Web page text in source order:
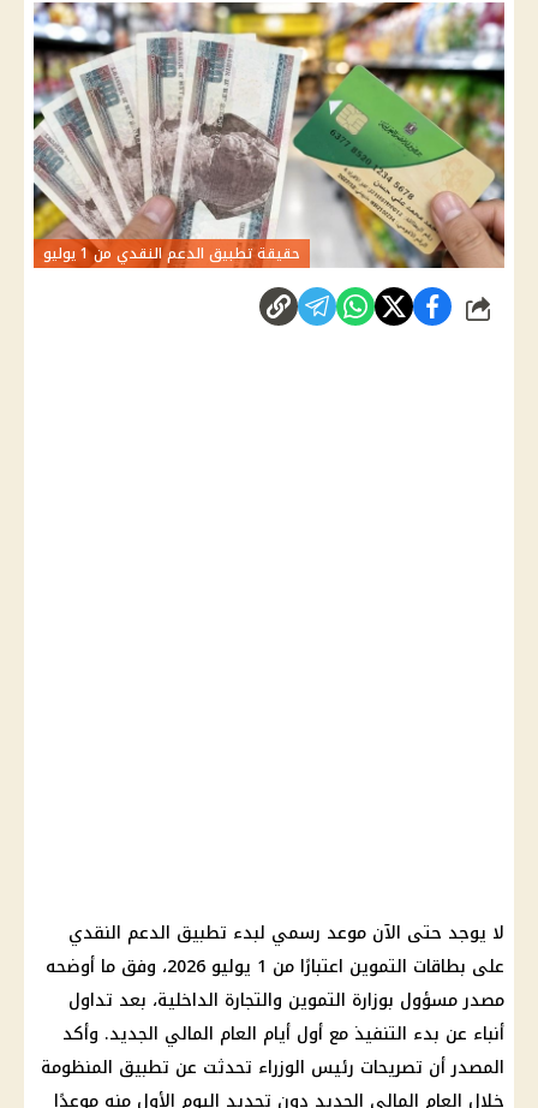
حقيقة تطبيق الدعم النقدي من 1 يوليو
شارك
لا يوجد حتى الآن موعد رسمي لبدء تطبيق الدعم النقدي
على بطاقات التموين اعتبارًا من 1 يوليو 2026، وفق ما أوضحه
مصدر مسؤول بوزارة التموين والتجارة الداخلية، بعد تداول
أنباء عن بدء التنفيذ مع أول أيام العام المالي الجديد. وأكد
المصدر أن تصريحات رئيس الوزراء تحدثت عن تطبيق المنظومة
خلال العام المالي الجديد دون تحديد اليوم الأول منه موعدًا